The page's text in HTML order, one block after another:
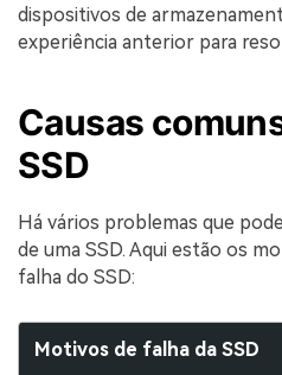
dispositivos de
experiência anterior para
Causas
SSD
Há vários problemas que
de uma SSD. Aqui estão os
falha do SSD:
Motivos de falha da SSD